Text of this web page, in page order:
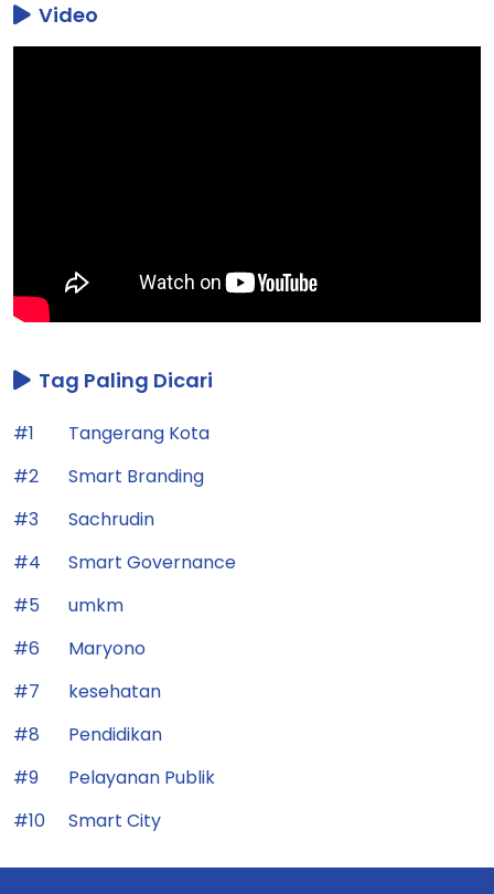
Video
Tag Paling Dicari
#1
Tangerang Kota
#2
Smart Branding
#3
Sachrudin
#4
Smart Governance
#5
umkm
#6
Maryono
#7
kesehatan
#8
Pendidikan
#9
Pelayanan Publik
#10
Smart City